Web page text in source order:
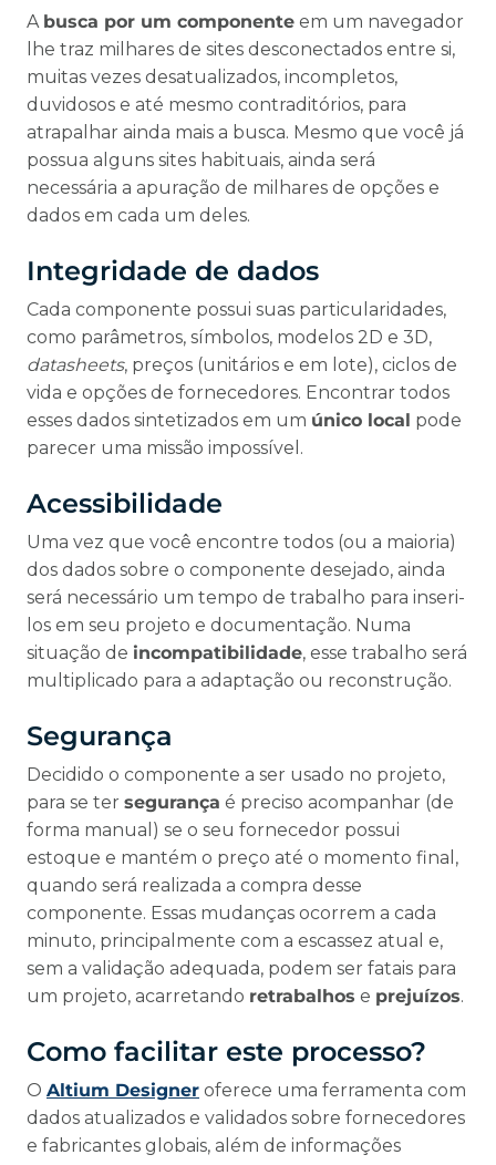
A busca por um componente em um navegador
lhe traz milhares de sites desconectados entre si,
muitas vezes desatualizados, incompletos,
duvidosos e até mesmo contraditórios, para
atrapalhar ainda mais a busca. Mesmo que você já
possua alguns sites habituais, ainda será
necessária a apuração de milhares de opções e
dados em cada um deles.
Integridade de dados
Cada componente possui suas particularidades,
como parâmetros, símbolos, modelos 2D e 3D,
datasheets, preços (unitários e em lote), ciclos de
vida e opções de fornecedores. Encontrar todos
esses dados sintetizados em um único local pode
parecer uma missão impossível.
Acessibilidade
Uma vez que você encontre todos (ou a maioria)
dos dados sobre o componente desejado, ainda
será necessário um tempo de trabalho para inseri-
los em seu projeto e documentação. Numa
situação de incompatibilidade, esse trabalho será
multiplicado para a adaptação ou reconstrução.
Segurança
Decidido o componente a ser usado no projeto,
para se ter segurança é preciso acompanhar (de
forma manual) se o seu fornecedor possui
estoque e mantém o preço até o momento final,
quando será realizada a compra desse
componente. Essas mudanças ocorrem a cada
minuto, principalmente com a escassez atual e,
sem a validação adequada, podem ser fatais para
um projeto, acarretando retrabalhos e prejuízos.
Como facilitar este processo?
O Altium Designer oferece uma ferramenta com
dados atualizados e validados sobre fornecedores
e fabricantes globais, além de informações